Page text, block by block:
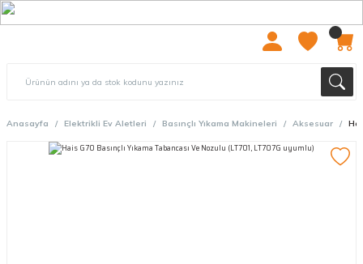
Anasayfa Elektrikli Ev Aletleri Basınçlı Yıkama Makineleri Aksesuar